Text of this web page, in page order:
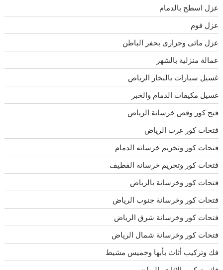
عزل اسطح بالدمام
عزل فوم
عزل مائى وحرارى بحفر الباطن
عمالة منزلية بالشهر
غسيل سيارات بالبخار الرياض
غسيل مكيفات الدمام والخبر
فتح كور وقص خرسانة الرياض
فتحات كور غرب الرياض
فتحات كور وتخريم خرسانه الدمام
فتحات كور وتخريم خرسانه القطيف
فتحات كور وخرسانة بالرياض
فتحات كور وخرسانة جنوب الرياض
فتحات كور وخرسانة شرق الرياض
فتحات كور وخرسانة شمال الرياض
فك وتركيب أثاث بأبها وخميس مشيط